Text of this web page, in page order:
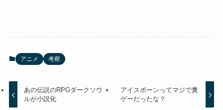
アニメ 考察
あの伝説のRPGダークソウ
ルが小説化
アイスボーンってマジで糞
ゲーだったな？